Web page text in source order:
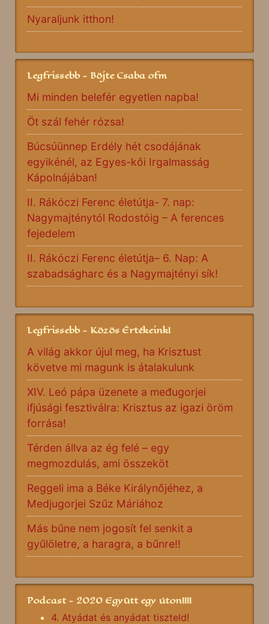
Nyaraljunk itthon!
Legfrissebb - Böjte Csaba ofm
Mi minden belefér egyetlen napba!
Öt szál fehér rózsa!
Búcsúünnep Erdély hét csodájának
egyikénél, az Egyes-kői Irgalmasság
Kápolnájában!
II. Rákóczi Ferenc életútja- 7. nap:
Nagymajténytól Rodostóig – A ferences
fejedelem
II. Rákóczi Ferenc életútja– 6. Nap: A
szabadságharc és a Nagymajtényi sík!
Legfrissebb - Közös Értékeink!
A világ akkor újul meg, ha Krisztust
követve mi magunk is átalakulunk
XIV. Leó pápa üzenete a međugorjei
ifjúsági fesztiválra: Krisztus az igazi öröm
forrása!
Térden állva az ég felé – egy
megmozdulás, ami összeköt
Reggeli ima a Béke Királynőjéhez, a
Medjugorjei Szűz Máriához
Más bűne nem jogosít fel senkit a
gyűlöletre, a haragra, a bűnre!!
Podcast - 2020 Együtt egy úton!!!!
4. Atyádat és anyádat tiszteld!